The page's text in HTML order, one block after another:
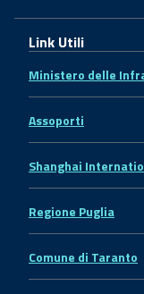
Link Utili
Ministero delle
Assoporti
Shanghai
Regione Puglia
Comune di Taranto